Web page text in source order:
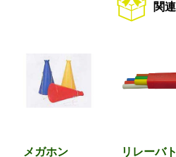
関
メガホン リレーバ